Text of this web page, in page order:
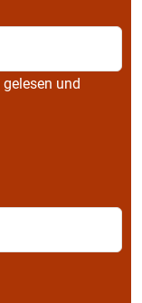
gelesen und